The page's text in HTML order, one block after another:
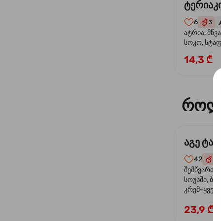
6 3
ატრია,
სოკო,
ტერიაკის
14,3 ₾
აგე
42
შემწვარი
სოუსში,
კრემ-
23,9 ₾